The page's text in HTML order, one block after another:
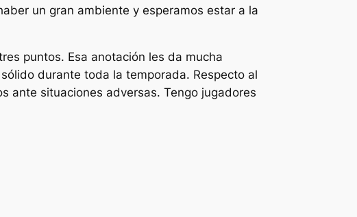
un gran ambiente y esperamos estar a la
puntos. Esa anotación les da mucha
durante toda la temporada. Respecto al
ante situaciones adversas. Tengo jugadores